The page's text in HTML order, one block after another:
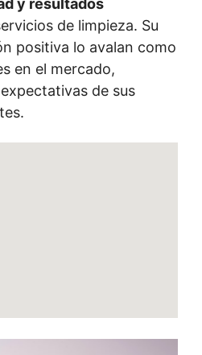
y resultados
de limpieza. Su
positiva lo avalan como
en el mercado,
de sus